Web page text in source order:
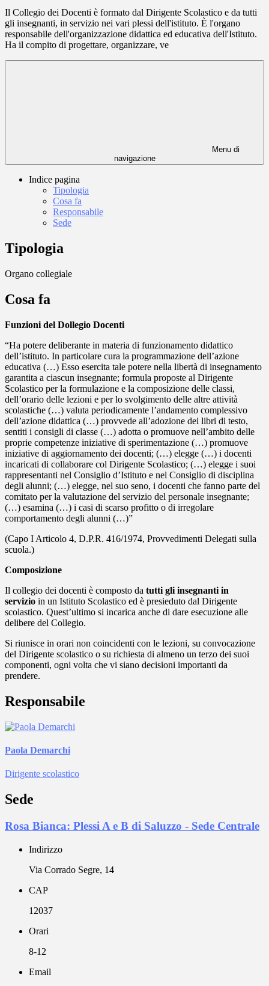
Il Collegio dei Docenti è formato dal Dirigente Scolastico e da tutti
gli insegnanti, in servizio nei vari plessi dell'istituto. È l'organo
responsabile dell'organizzazione didattica ed educativa dell'Istituto.
Ha il compito di progettare, organizzare, ve
Menu di
navigazione
Indice pagina
Tipologia
Cosa fa
Responsabile
Sede
Tipologia
Organo collegiale
Cosa fa
Funzioni del Dollegio Docenti
“Ha potere deliberante in materia di funzionamento didattico
dell’istituto. In particolare cura la programmazione dell’azione
educativa (…) Esso esercita tale potere nella libertà di insegnamento
garantita a ciascun insegnante; formula proposte al Dirigente
Scolastico per la formulazione e la composizione delle classi,
dell’orario delle lezioni e per lo svolgimento delle altre attività
scolastiche (…) valuta periodicamente l’andamento complessivo
dell’azione didattica (…) provvede all’adozione dei libri di testo,
sentiti i consigli di classe (…) adotta o promuove nell’ambito delle
proprie competenze iniziative di sperimentazione (…) promuove
iniziative di aggiornamento dei docenti; (…) elegge (…) i docenti
incaricati di collaborare col Dirigente Scolastico; (…) elegge i suoi
rappresentanti nel Consiglio d’Istituto e nel Consiglio di disciplina
degli alunni; (…) elegge, nel suo seno, i docenti che fanno parte del
comitato per la valutazione del servizio del personale insegnante;
(…) esamina (…) i casi di scarso profitto o di irregolare
comportamento degli alunni (…)”
(Capo I Articolo 4, D.P.R. 416/1974, Provvedimenti Delegati sulla
scuola.)
Composizione
Il collegio dei docenti è composto da tutti gli insegnanti in
servizio in un Istituto Scolastico ed è presieduto dal Dirigente
scolastico. Quest’ultimo si incarica anche di dare esecuzione alle
delibere del Collegio.
Si riunisce in orari non coincidenti con le lezioni, su convocazione
del Dirigente scolastico o su richiesta di almeno un terzo dei suoi
componenti, ogni volta che vi siano decisioni importanti da
prendere.
Responsabile
Paola Demarchi
Dirigente scolastico
Sede
Rosa Bianca: Plessi A e B di Saluzzo - Sede Centrale
Indirizzo
Via Corrado Segre, 14
CAP
12037
Orari
8-12
Email